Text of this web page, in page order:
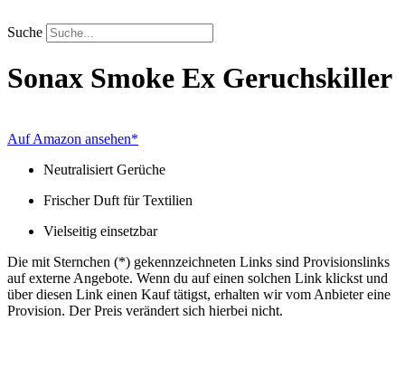
Inhalt
springen
Suche
Sonax Smoke Ex Geruchskiller
Auf Amazon ansehen*
Neutralisiert Gerüche
Frischer Duft für Textilien
Vielseitig einsetzbar
Die mit Sternchen (*) gekennzeichneten Links sind Provisionslinks
auf externe Angebote. Wenn du auf einen solchen Link klickst und
über diesen Link einen Kauf tätigst, erhalten wir vom Anbieter eine
Provision. Der Preis verändert sich hierbei nicht.